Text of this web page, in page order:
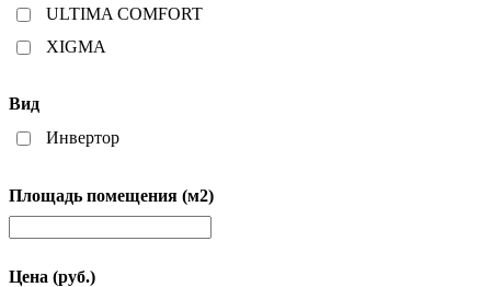
ULTIMA COMFORT
XIGMA
Вид
Инвертор
Площадь помещения (м2)
Цена (руб.)